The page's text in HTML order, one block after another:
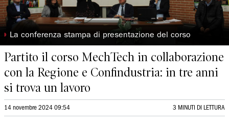
◗ La conferenza stampa di presentazione del corso
Partito il corso MechTech in collaborazione
con la Regione e Confindustria: in tre anni
si trova un lavoro
14 novembre 2024 09:54 3 MINUTI DI LETTURA